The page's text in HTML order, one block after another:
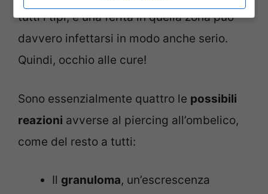
tutti i tipi, e una ferita in quella zona può
davvero infettarsi in modo anche serio.
Quindi, occhio alle cure!
Sono essenzialmente quattro le possibili
reazioni avverse al piercing all’ombelico,
come del resto a tutti:
Il granuloma, un’escrescenza